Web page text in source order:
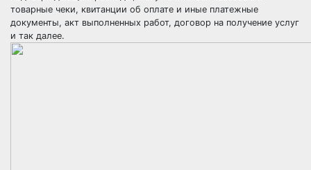
товарные чеки, квитанции об оплате и иные платежные
документы, акт выполненных работ, договор на получение услуг
и так далее.